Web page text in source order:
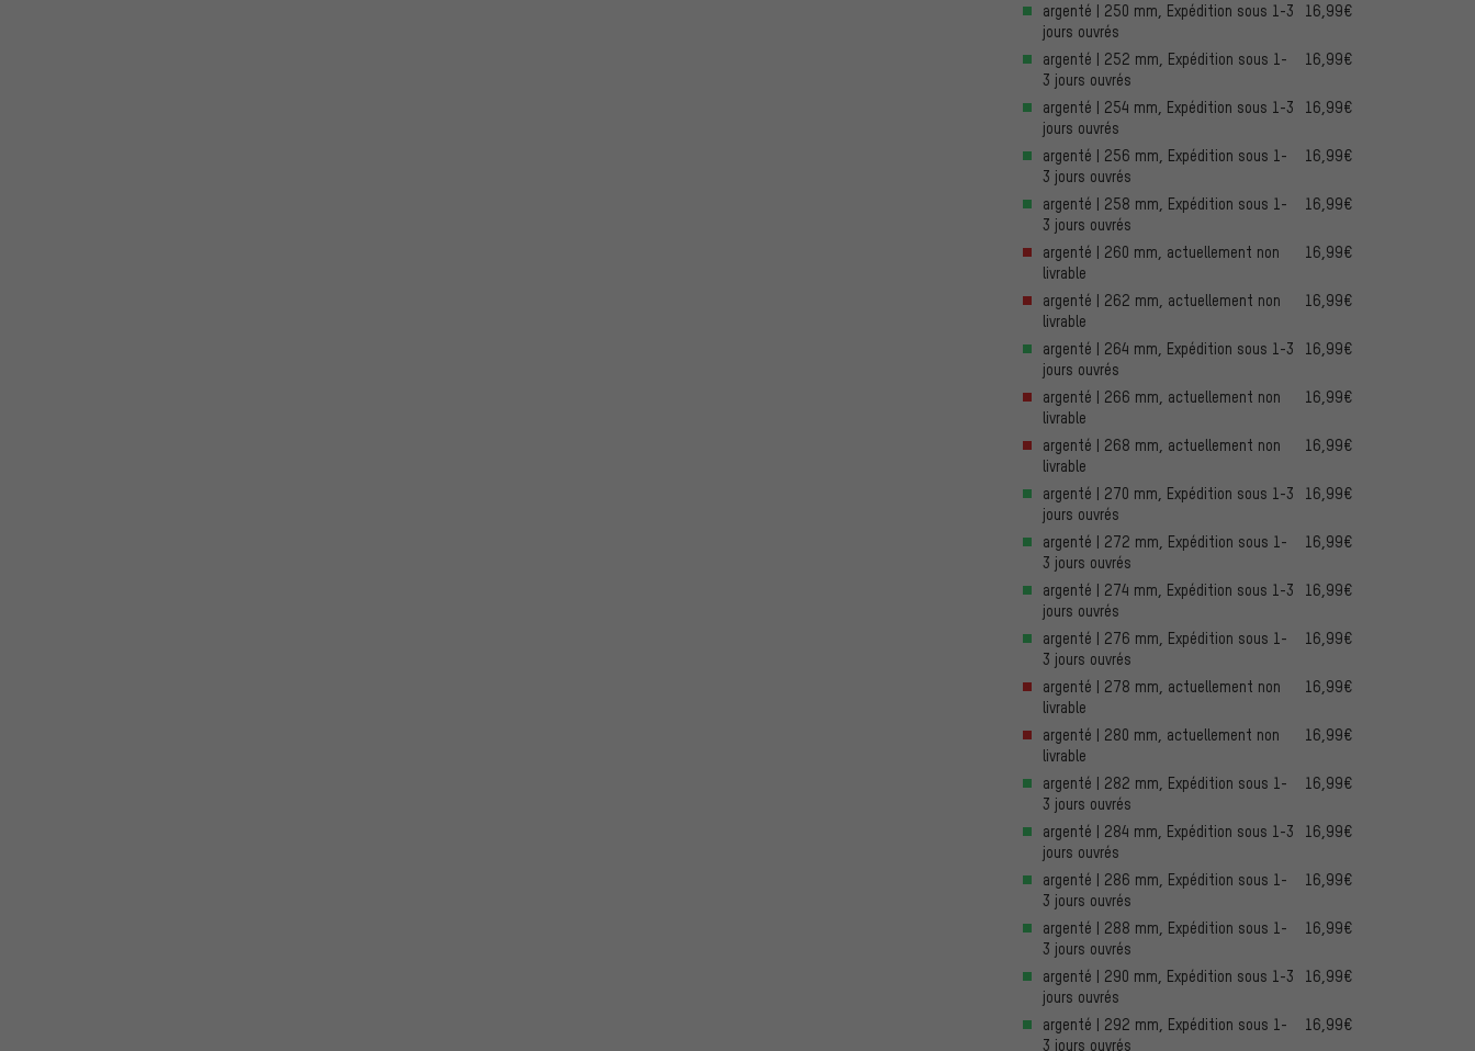
argenté | 250 mm, Expédition sous 1-3
jours ouvrés
16,99€
argenté | 252 mm, Expédition sous 1-
3 jours ouvrés
16,99€
argenté | 254 mm, Expédition sous 1-3
jours ouvrés
16,99€
argenté | 256 mm, Expédition sous 1-
3 jours ouvrés
16,99€
argenté | 258 mm, Expédition sous 1-
3 jours ouvrés
16,99€
argenté | 260 mm, actuellement non
livrable
16,99€
argenté | 262 mm, actuellement non
livrable
16,99€
argenté | 264 mm, Expédition sous 1-3
jours ouvrés
16,99€
argenté | 266 mm, actuellement non
livrable
16,99€
argenté | 268 mm, actuellement non
livrable
16,99€
argenté | 270 mm, Expédition sous 1-3
jours ouvrés
16,99€
argenté | 272 mm, Expédition sous 1-
3 jours ouvrés
16,99€
argenté | 274 mm, Expédition sous 1-3
jours ouvrés
16,99€
argenté | 276 mm, Expédition sous 1-
3 jours ouvrés
16,99€
argenté | 278 mm, actuellement non
livrable
16,99€
argenté | 280 mm, actuellement non
livrable
16,99€
argenté | 282 mm, Expédition sous 1-
3 jours ouvrés
16,99€
argenté | 284 mm, Expédition sous 1-3
jours ouvrés
16,99€
argenté | 286 mm, Expédition sous 1-
3 jours ouvrés
16,99€
argenté | 288 mm, Expédition sous 1-
3 jours ouvrés
16,99€
argenté | 290 mm, Expédition sous 1-3
jours ouvrés
16,99€
argenté | 292 mm, Expédition sous 1-
3 jours ouvrés
16,99€